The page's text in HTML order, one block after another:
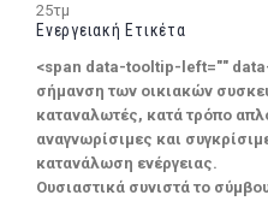
25τμ
Ενεργειακή Ετικέτα
<span data-tooltip-left=""
σήμανση των οικιακών
καταναλωτές, κατά τρόπο
αναγνωρίσιμες και
κατανάλωση ενέργειας.
Ουσιαστικά συνιστά το